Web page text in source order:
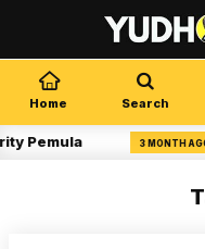
Home Search
Pemula 3 MONTH AGO